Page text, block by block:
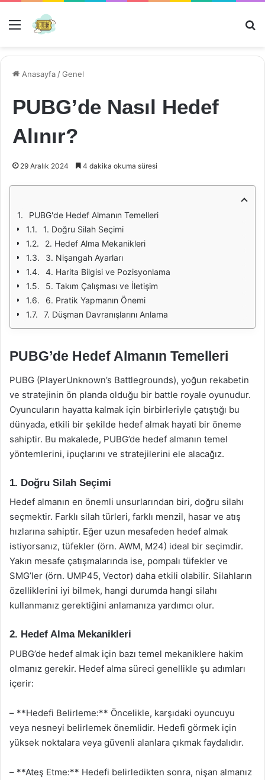
Menü
Anasayfa /Genel
PUBG’de Nasıl Hedef
Alınır?
29 Aralık 2024 4 dakika okuma süresi
PUBG'de Hedef Almanın Temelleri
1. Doğru Silah Seçimi
2. Hedef Alma Mekanikleri
3. Nişangah Ayarları
4. Harita Bilgisi ve Pozisyonlama
5. Takım Çalışması ve İletişim
6. Pratik Yapmanın Önemi
7. Düşman Davranışlarını Anlama
PUBG’de Hedef Almanın Temelleri
PUBG (PlayerUnknown’s Battlegrounds), yoğun rekabetin
ve stratejinin ön planda olduğu bir battle royale oyunudur.
Oyuncuların hayatta kalmak için birbirleriyle çatıştığı bu
dünyada, etkili bir şekilde hedef almak hayati bir öneme
sahiptir. Bu makalede, PUBG’de hedef almanın temel
yöntemlerini, ipuçlarını ve stratejilerini ele alacağız.
1. Doğru Silah Seçimi
Hedef almanın en önemli unsurlarından biri, doğru silahı
seçmektir. Farklı silah türleri, farklı menzil, hasar ve atış
hızlarına sahiptir. Eğer uzun mesafeden hedef almak
istiyorsanız, tüfekler (örn. AWM, M24) ideal bir seçimdir.
Yakın mesafe çatışmalarında ise, pompalı tüfekler ve
SMG’ler (örn. UMP45, Vector) daha etkili olabilir. Silahların
özelliklerini iyi bilmek, hangi durumda hangi silahı
kullanmanız gerektiğini anlamanıza yardımcı olur.
2. Hedef Alma Mekanikleri
PUBG’de hedef almak için bazı temel mekaniklere hakim
olmanız gerekir. Hedef alma süreci genellikle şu adımları
içerir:
– **Hedefi Belirleme:** Öncelikle, karşıdaki oyuncuyu
veya nesneyi belirlemek önemlidir. Hedefi görmek için
yüksek noktalara veya güvenli alanlara çıkmak faydalıdır.
– **Ateş Etme:** Hedefi belirledikten sonra, nişan almanız